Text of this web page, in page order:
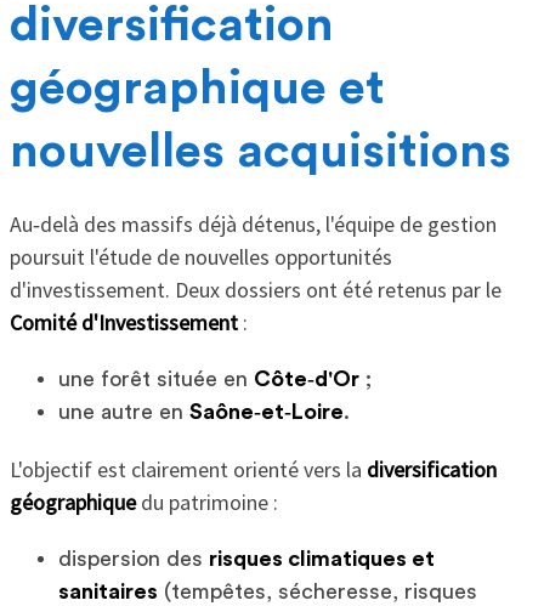
diversification
géographique et
nouvelles acquisitions
Au‑delà des massifs déjà détenus, l'équipe de gestion
poursuit l'étude de nouvelles opportunités
d'investissement. Deux dossiers ont été retenus par le
Comité d'Investissement:
une forêt située en Côte‑d'Or;
une autre en Saône‑et‑Loire.
L'objectif est clairement orienté vers la diversification
géographiquedu patrimoine :
dispersion des risques climatiques et
sanitaires (tempêtes, sécheresse, risques